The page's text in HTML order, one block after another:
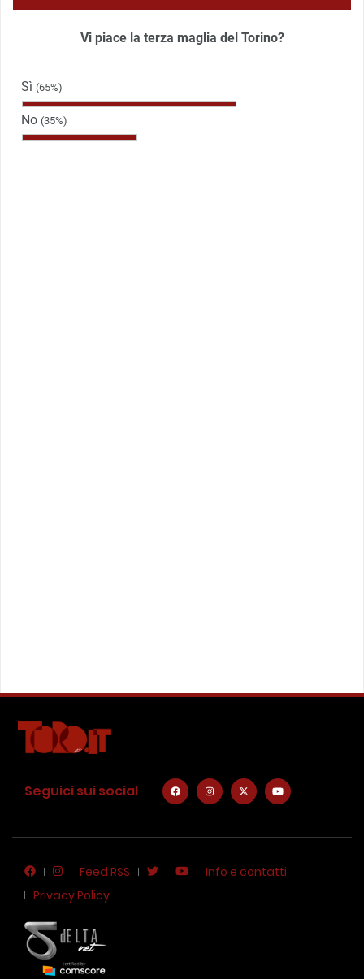
Vi piace la terza maglia del Torino?
Sì (65%)
No (35%)
Seguici sui social
Feed RSS
Info e contatti
Privacy Policy